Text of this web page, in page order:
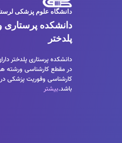
دانشگاه علوم پزشکی
دانشکده پرستاری
پلدختر
دانشکده پرستاری پلدختر
در مقطع کارشناسی ورشته
کارشناسی وفوریت پزشکی
باشد.بیشتر